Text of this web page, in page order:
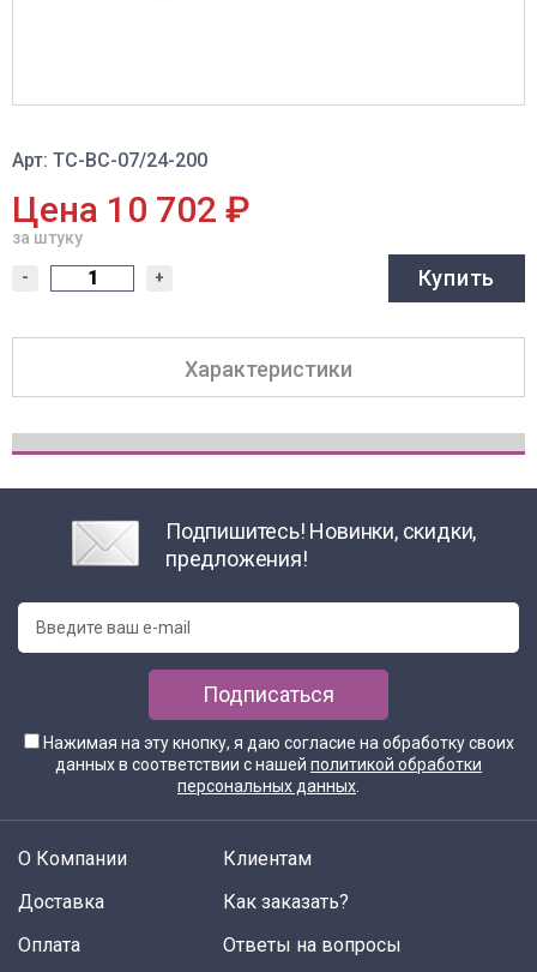
Арт: ТС-ВС-07/24-200
Цена 10 702 ₽
за штуку
- + Купить
Характеристики
Подпишитесь! Новинки, скидки,
предложения!
Подписаться
Нажимая на эту кнопку, я даю согласие на обработку своих
данных в соответствии с нашей политикой обработки
персональных данных
О Компании
Доставка
Оплата
Клиентам
Как заказать?
Ответы на вопросы